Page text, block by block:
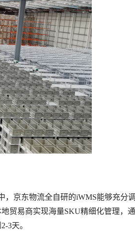
，京东物流全自研的iWMS能够充分
贸易商实现海量SKU精细化管理，
3天。